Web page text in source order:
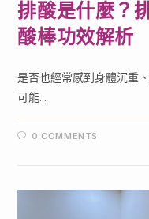
排酸是什麼？
酸棒功效解析
是否也經常感到身體沉重
可能...
0 COMMENTS